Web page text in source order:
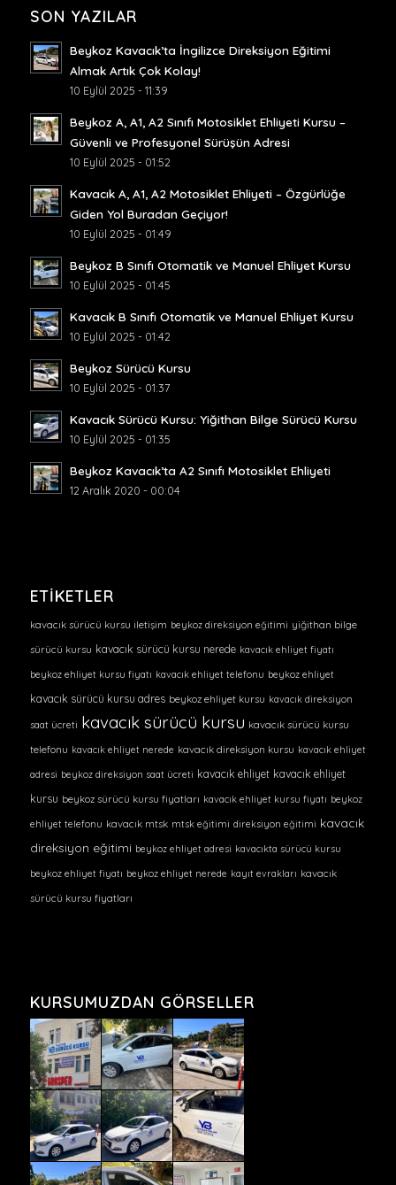
SON YAZILAR
Beykoz Kavacık’ta İngilizce Direksiyon Eğitimi
Almak Artık Çok Kolay!
10 Eylül 2025 - 11:39
Beykoz A, A1, A2 Sınıfı Motosiklet Ehliyeti Kursu –
Güvenli ve Profesyonel Sürüşün Adresi
10 Eylül 2025 - 01:52
Kavacık A, A1, A2 Motosiklet Ehliyeti – Özgürlüğe
Giden Yol Buradan Geçiyor!
10 Eylül 2025 - 01:49
Beykoz B Sınıfı Otomatik ve Manuel Ehliyet Kursu
10 Eylül 2025 - 01:45
Kavacık B Sınıfı Otomatik ve Manuel Ehliyet Kursu
10 Eylül 2025 - 01:42
Beykoz Sürücü Kursu
10 Eylül 2025 - 01:37
Kavacık Sürücü Kursu: Yiğithan Bilge Sürücü Kursu
10 Eylül 2025 - 01:35
Beykoz Kavacık’ta A2 Sınıfı Motosiklet Ehliyeti
12 Aralık 2020 - 00:04
ETIKETLER
kavacık sürücü kursu iletişim beykoz direksiyon eğitimi yiğithan bilge
sürücü kursu kavacık sürücü kursu nerede kavacık ehliyet fiyatı
beykoz ehliyet kursu fiyatı kavacık ehliyet telefonu beykoz ehliyet
kavacık sürücü kursu adres beykoz ehliyet kursu kavacık direksiyon
saat ücreti kavacık sürücü kursu kavacık sürücü kursu
telefonu kavacık ehliyet nerede kavacık direksiyon kursu kavacık ehliyet
adresi beykoz direksiyon saat ücreti kavacık ehliyet kavacık ehliyet
kursu beykoz sürücü kursu fiyatları kavacık ehliyet kursu fiyatı beykoz
ehliyet telefonu kavacık mtsk mtsk eğitimi direksiyon eğitimi kavacık
direksiyon eğitimi beykoz ehliyet adresi kavacıkta sürücü kursu
beykoz ehliyet fiyatı beykoz ehliyet nerede kayıt evrakları kavacık
sürücü kursu fiyatları
KURSUMUZDAN GÖRSELLER